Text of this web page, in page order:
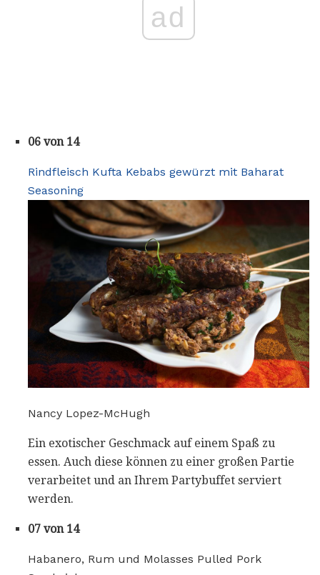
ad
06 von 14
Rindfleisch Kufta Kebabs gewürzt mit Baharat
Seasoning
Nancy Lopez-McHugh
Ein exotischer Geschmack auf einem Spaß zu
essen. Auch diese können zu einer großen Partie
verarbeitet und an Ihrem Partybuffet serviert
werden.
07 von 14
Habanero, Rum und Molasses Pulled Pork